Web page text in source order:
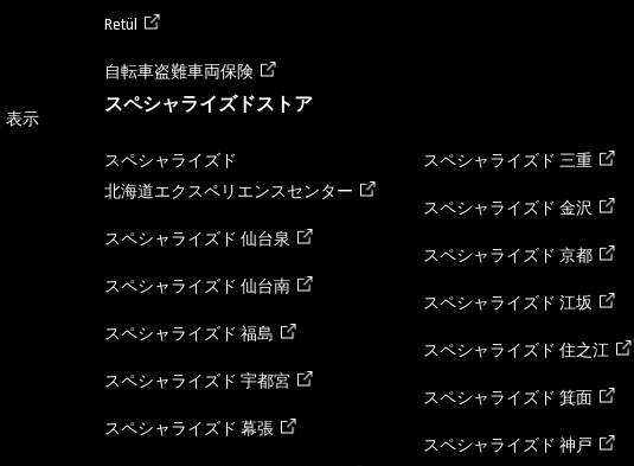
表示
Retül
自転車盗難車両保険
スペシャライズドストア
スペシャライズド
北海道エクスペリエンスセンター
スペシャライズド 仙台泉
スペシャライズド 仙台南
スペシャライズド 福島
スペシャライズド 宇都宮
スペシャライズド 幕張
スペシャライズド 三重
スペシャライズド 金沢
スペシャライズド 京都
スペシャライズド 江坂
スペシャライズド 住之江
スペシャライズド 箕面
スペシャライズド 神戸